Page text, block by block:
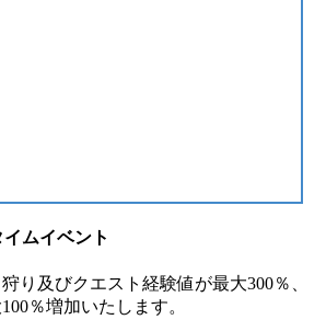
ムイベント
り及びクエスト経験値が最大300％、
％増加いたします。